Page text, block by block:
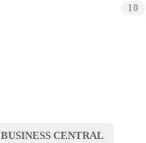
10
BUSINESS CENTRAL